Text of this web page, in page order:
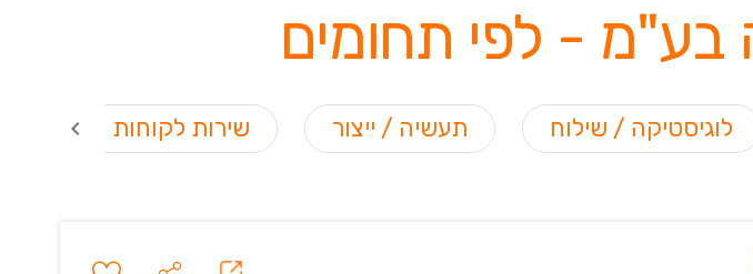
- לפי תחומים
שירות לקוחות תעשיה / ייצור לוגיסטיקה / שילוח